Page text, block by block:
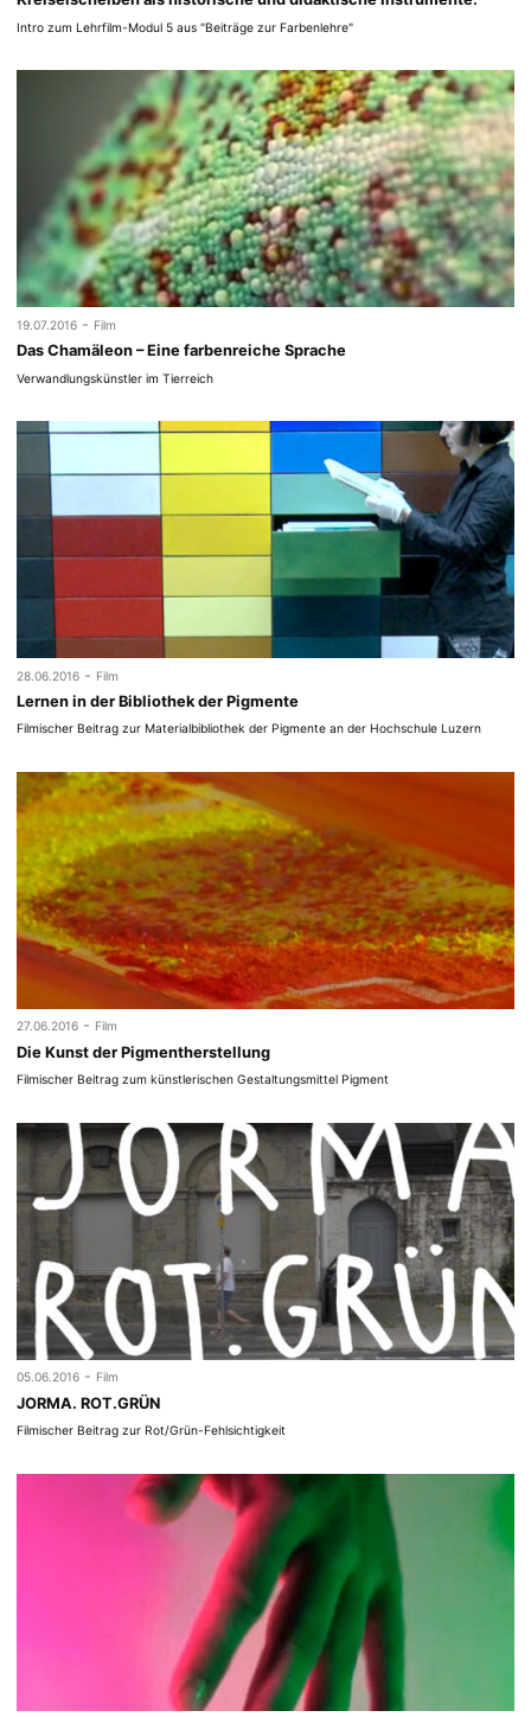
Intro zum Lehrfilm-Modul 5 aus "Beiträge zur Farbenlehre"
19.07.2016 - Film
Das Chamäleon – Eine farbenreiche Sprache
Verwandlungskünstler im Tierreich
28.06.2016 - Film
Lernen in der Bibliothek der Pigmente
Filmischer Beitrag zur Materialbibliothek der Pigmente an der Hochschule Luzern
27.06.2016 - Film
Die Kunst der Pigmentherstellung
Filmischer Beitrag zum künstlerischen Gestaltungsmittel Pigment
05.06.2016 - Film
JORMA. ROT.GRÜN
Filmischer Beitrag zur Rot/Grün-Fehlsichtigkeit